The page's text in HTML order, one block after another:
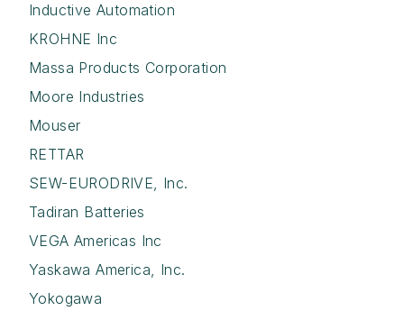
Inductive Automation
KROHNE Inc
Massa Products Corporation
Moore Industries
Mouser
RETTAR
SEW-EURODRIVE, Inc.
Tadiran Batteries
VEGA Americas Inc
Yaskawa America, Inc.
Yokogawa